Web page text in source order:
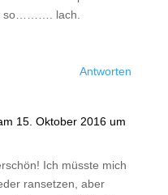
so………. lach.
Antworten
15. Oktober 2016 um
Ich müsste mich
ransetzen, aber